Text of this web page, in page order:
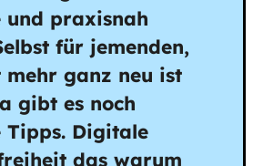
und praxisnah
für jemenden,
ganz neu ist
gibt es noch
Tipps. Digitale
das warum